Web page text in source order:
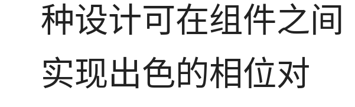
种设计可在组件之间
实现出色的相位对